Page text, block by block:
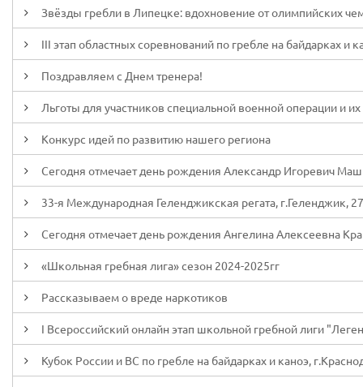
Звёзды гребли в Липецке: вдохновение от олимпийских
III этап областных соревнований по гребле на байдарках и
Поздравляем с Днем тренера!
Льготы для участников специальной военной операции и
Конкурс идей по развитию нашего региона
Сегодня отмечает день рождения Александр Игоревич
33-я Международная Геленджикская регата, г.Геленджик,
Сегодня отмечает день рождения Ангелина Алексеевна
«Школьная гребная лига» сезон 2024-2025гг
Рассказываем о вреде наркотиков
I Всероссийский онлайн этап школьной гребной лиги
Кубок России и ВС по гребле на байдарках и каноэ,